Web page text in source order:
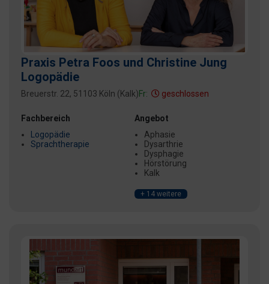
Praxis Petra Foos und Christine Jung
Logopädie
Breuerstr. 22, 51103 Köln (Kalk)Fr: geschlossen
Fachbereich
Logopädie
Sprachtherapie
Angebot
Aphasie
Dysarthrie
Dysphagie
Hörstörung
Kalk
+ 14 weitere